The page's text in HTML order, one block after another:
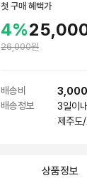
첫 구매 혜택가
4%
26,000원
배송비 3,000
배송정보 3일이
제주
상품정보